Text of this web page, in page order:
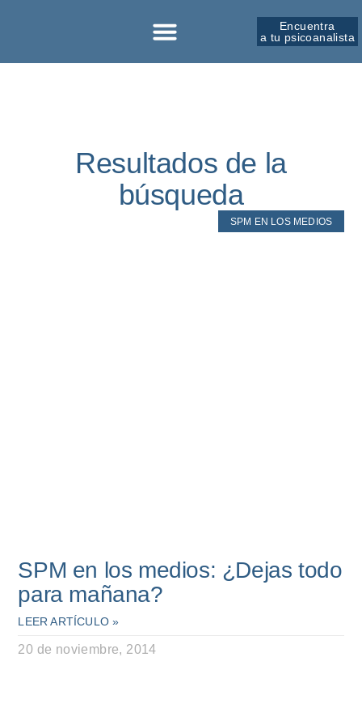
Encuentra
a tu psicoanalista
Resultados de la
búsqueda
SPM EN LOS MEDIOS
SPM en los medios: ¿Dejas todo
para mañana?
LEER ARTÍCULO »
20 de noviembre, 2014